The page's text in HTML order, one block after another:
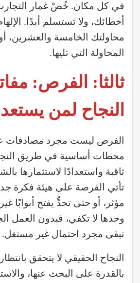
في كل مكان. خُضْ غمار
أخطائك، ولا تستسلم أبدًا.
محاولتك الخامسة والعشرين،
المحاولة التي تليها.
ثالثا: الفرص:
النجاح لمن يستعد
الفرص ليست مجرد مصادفات
محطات أساسية في طريق
ثاقبة واستعدادًا لاستثمارها
تأتي الفرصة على هيئة فكرة
مؤثر، أو حتى تحدٍّ يفتح أبوابًا
وحدها لا تكفي، فبدون العمل
تبقى مجرد احتمال غير مستغل.
النجاح الحقيقي لا يتحقق
بالقدرة على البحث عنها،